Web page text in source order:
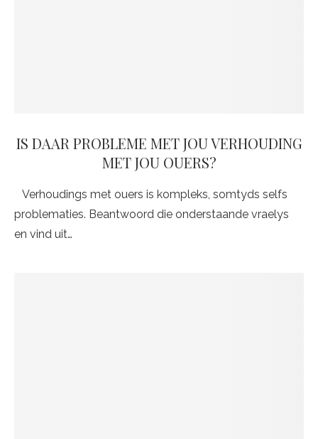
IS DAAR PROBLEME MET JOU VERHOUDING
MET JOU OUERS?
Verhoudings met ouers is kompleks, somtyds selfs
problematies. Beantwoord die onderstaande vraelys
en vind uit…